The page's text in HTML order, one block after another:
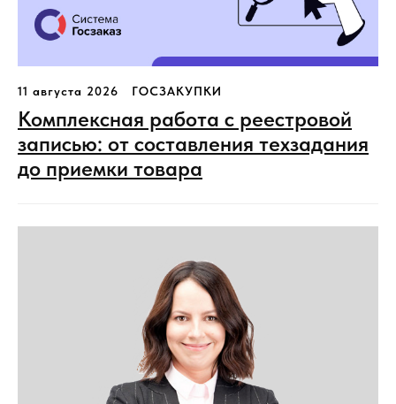
11 августа 2026 ГОСЗАКУПКИ
Комплексная работа с реестровой
записью: от составления техзадания
до приемки товара